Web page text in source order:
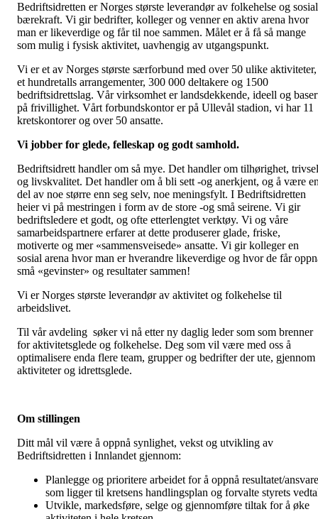
Bedriftsidretten er Norges største leverandør av folkehelse og sosial
bærekraft. Vi gir bedrifter, kolleger og venner en aktiv arena hvor
man er likeverdige og får til noe sammen. Målet er å få så mange
som mulig i fysisk aktivitet, uavhengig av utgangspunkt.
Vi er et av Norges største særforbund med over 50 ulike aktiviteter,
et hundretalls arrangementer, 300 000 deltakere og 1500
bedriftsidrettslag. Vår virksomhet er landsdekkende, ideell og
på frivillighet. Vårt forbundskontor er på Ullevål stadion, vi har 11
kretskontorer og over 50 ansatte.
Vi jobber for glede, felleskap og godt samhold.
Bedriftsidrett handler om så mye. Det handler om tilhørighet, trivsel
og livskvalitet. Det handler om å bli sett -og anerkjent, og å være
del av noe større enn seg selv, noe meningsfylt. I Bedriftsidretten
heier vi på mestringen i form av de store -og små seirene. Vi gir
bedriftsledere et godt, og ofte etterlengtet verktøy. Vi og våre
samarbeidspartnere erfarer at dette produserer glade, friske,
motiverte og mer «sammensveisede» ansatte. Vi gir kolleger en
sosial arena hvor man er hverandre likeverdige og hvor de får
små «gevinster» og resultater sammen!
Vi er Norges største leverandør av aktivitet og folkehelse til
arbeidslivet.
Til vår avdeling søker vi nå etter ny daglig leder som som brenner
for aktivitetsglede og folkehelse. Deg som vil være med oss å
optimalisere enda flere team, grupper og bedrifter der ute, gjennom
aktiviteter og idrettsglede.
Om stillingen
Ditt mål vil være å oppnå synlighet, vekst og utvikling av
Bedriftsidretten i Innlandet gjennom:
Planlegge og prioritere arbeidet for å oppnå resultatet/
som ligger til kretsens handlingsplan og forvalte styrets
Utvikle, markedsføre, selge og gjennomføre tiltak for å øke